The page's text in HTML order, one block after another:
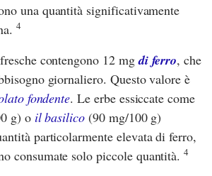
una quantità significativamente
4
contengono 12 mgdi ferro, che
giornaliero. Questo valore è
fondente. Le erbe essiccate come
g) o il basilico (90 mg/100 g)
particolarmente elevata di ferro,
consumate solo piccole quantità.4